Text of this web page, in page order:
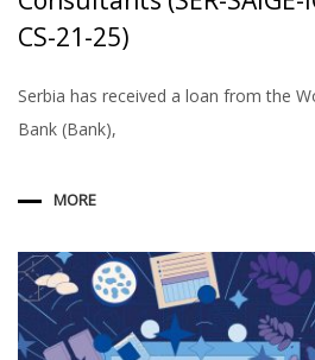
CS-21-25)
Serbia has received a loan from the
Bank (Bank),
MORE